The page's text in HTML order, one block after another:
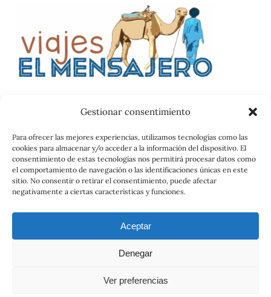
Gestionar consentimiento
Para ofrecer las mejores experiencias, utilizamos tecnologías como las
cookies para almacenar y/o acceder a la información del dispositivo. El
consentimiento de estas tecnologías nos permitirá procesar datos como
el comportamiento de navegación o las identificaciones únicas en este
sitio. No consentir o retirar el consentimiento, puede afectar
negativamente a ciertas características y funciones.
Aceptar
Denegar
Ver preferencias
Contrato
© 2026 Viajes el Mensajero. |maria@viajeselmensajero.com